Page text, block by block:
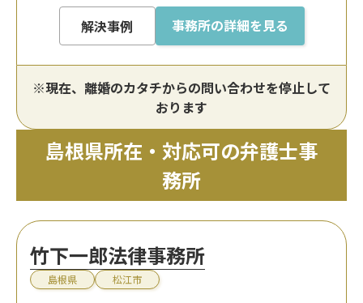
解決事例 事務所の詳細を見る
※現在、離婚のカタチからの問い合わせを停止して
おります
島根県所在・対応可の弁護士事
務所
竹下一郎法律事務所
島根県 松江市